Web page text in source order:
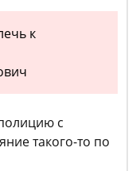
к
с
такого-то по